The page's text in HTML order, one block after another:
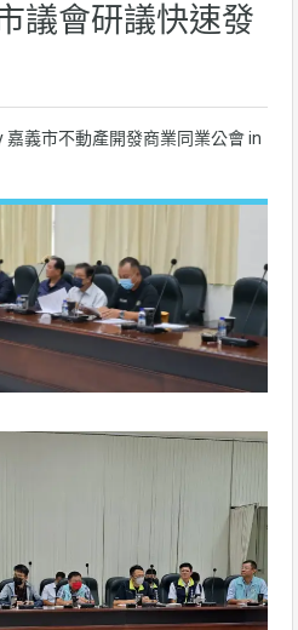
議會研議快速發
嘉義市不動產開發商業同業公會 in